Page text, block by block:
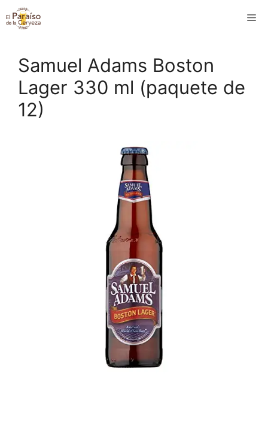
Saltar
al
Samuel Adams Boston
Lager 330 ml (paquete de
12)